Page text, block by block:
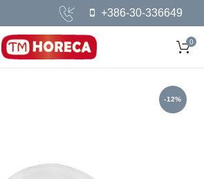
+386-30-336649
0
-12%